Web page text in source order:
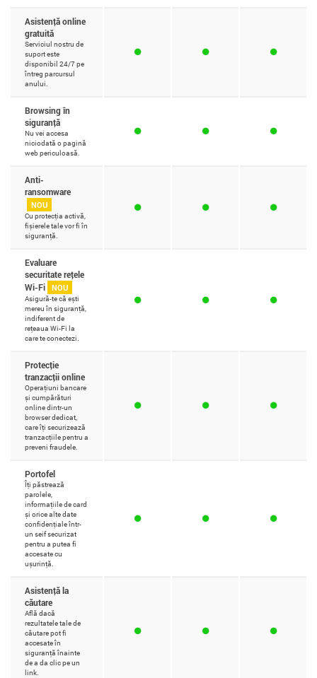
Asistență online
gratuită
Serviciul nostru de
suport este
disponibil 24/7 pe
întreg parcursul
anului.
Browsing în
siguranță
Nu vei accesa
niciodată o pagină
web periculoasă.
Anti-
ransomware
NOU
Cu protecția activă,
fișierele tale vor fi în
siguranță.
Evaluare
securitate rețele
Wi-Fi NOU
Asigură-te că ești
mereu în siguranță,
indiferent de
rețeaua Wi-Fi la
care te conectezi.
Protecție
tranzacții online
Operațiuni bancare
și cumpărături
online dintr-un
browser dedicat,
care îți securizează
tranzacțiile pentru a
preveni fraudele.
Portofel
Îți păstrează
parolele,
informațiile de card
și orice alte date
confidențiale într-
un seif securizat
pentru a putea fi
accesate cu
ușurință.
Asistență la
căutare
Află dacă
rezultatele tale de
căutare pot fi
accesate în
siguranță înainte
de a da clic pe un
link.